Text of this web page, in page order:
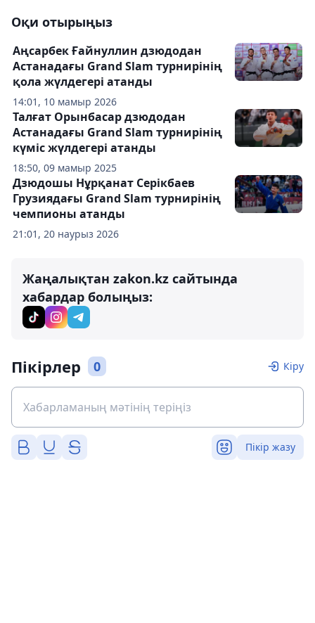
Оқи отырыңыз
14:01, 10 мамыр 2026
Аңсарбек Ғайнуллин дзюдодан
Астанадағы Grand Slam турнирінің
қола жүлдегері атанды
18:50, 09 мамыр 2025
Талғат Орынбасар дзюдодан
Астанадағы Grand Slam турнирінің
күміс жүлдегері атанды
21:01, 20 наурыз 2026
Дзюдошы Нұрқанат Серікбаев
Грузиядағы Grand Slam турнирінің
чемпионы атанды
Жаңалықтан zakon.kz сайтында
хабардар болыңыз:
Пікірлер 0 Кіру
Пікір жазу